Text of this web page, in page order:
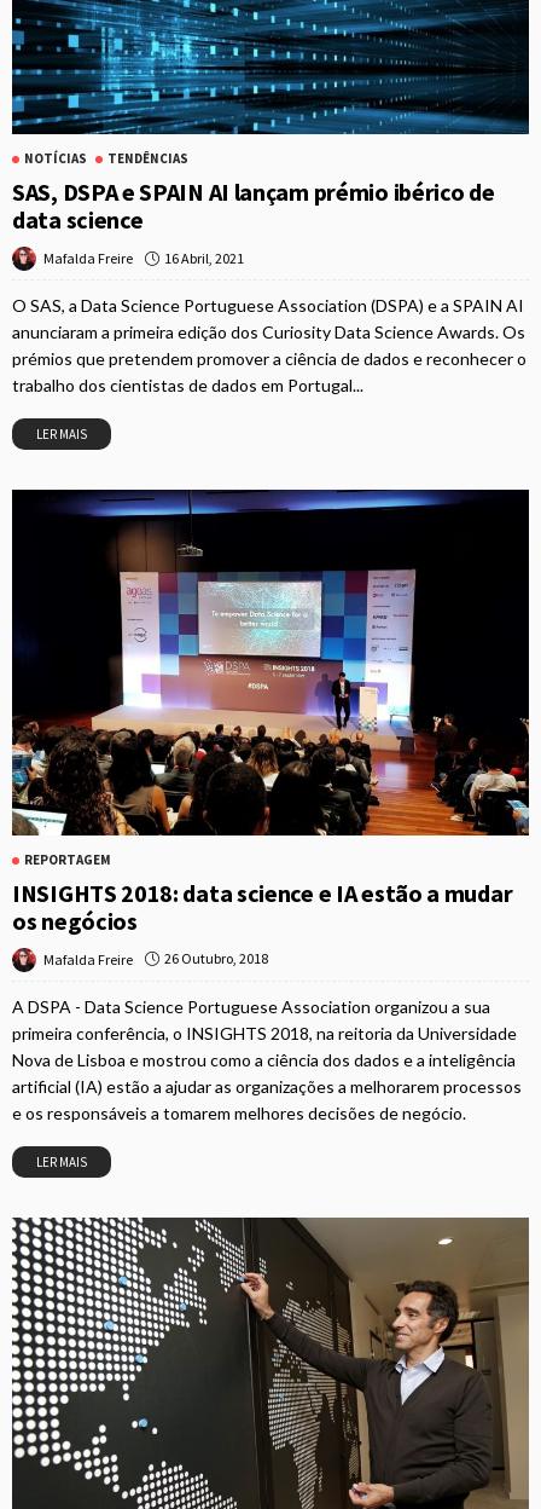
NOTÍCIAS TENDÊNCIAS
SAS, DSPA e SPAIN AI lançam prémio ibérico de
data science
Mafalda Freire 16 Abril, 2021
O SAS, a Data Science Portuguese Association (DSPA) e a SPAIN AI
anunciaram a primeira edição dos Curiosity Data Science Awards. Os
prémios que pretendem promover a ciência de dados e reconhecer o
trabalho dos cientistas de dados em Portugal...
LER MAIS
REPORTAGEM
INSIGHTS 2018: data science e IA estão a mudar
os negócios
Mafalda Freire 26 Outubro, 2018
A DSPA - Data Science Portuguese Association organizou a sua
primeira conferência, o INSIGHTS 2018, na reitoria da Universidade
Nova de Lisboa e mostrou como a ciência dos dados e a inteligência
artificial (IA) estão a ajudar as organizações a melhorarem processos
e os responsáveis a tomarem melhores decisões de negócio.
LER MAIS